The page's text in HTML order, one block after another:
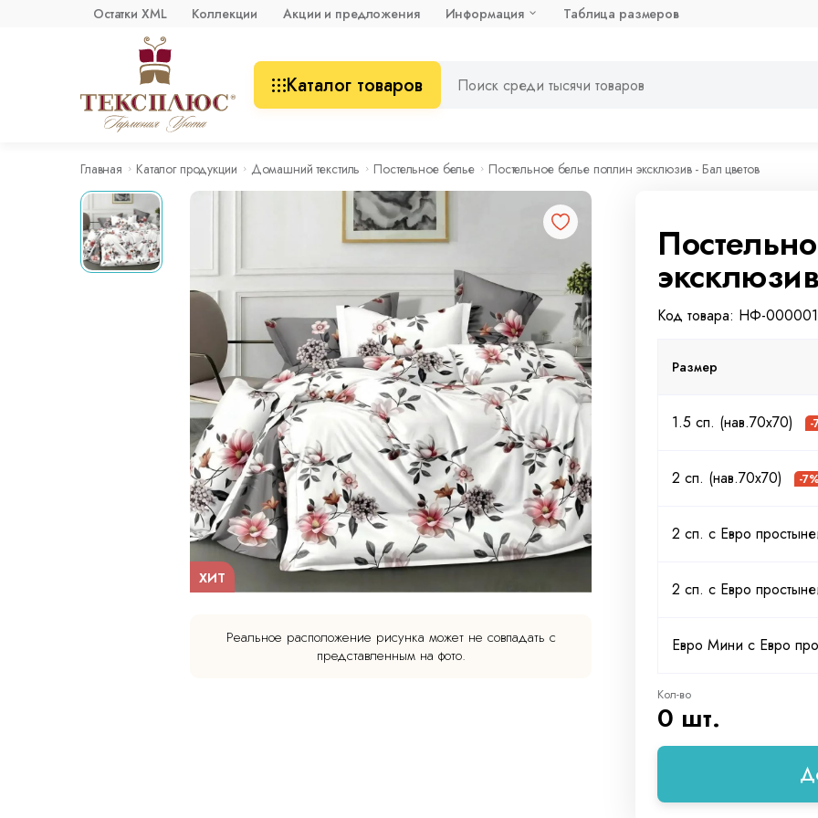
Остатки XML Коллекции Акции и предложения Информация Таблица размеров
Каталог товаров
Главная Каталог продукции Домашний текстиль Постельное белье Постельное белье поплин эксклюзив - Бал цветов
ХИТ
Реальное расположение рисунка может не совпадать с
представленным на фото.
Код товара: НФ-
Размер
1.5 сп. (нав.70х70) -
2 сп. (нав.70х70) -7%
2 сп. с Евро
2 сп. с Евро
Евро Мини с Евро
Кол-во
0 шт.